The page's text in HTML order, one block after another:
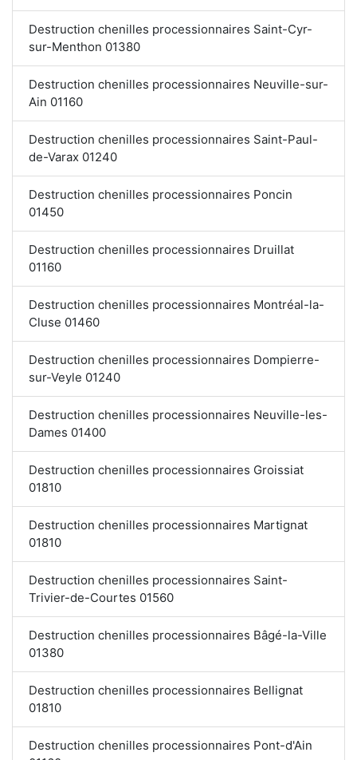
Destruction chenilles processionnaires Saint-Cyr-
sur-Menthon 01380
Destruction chenilles processionnaires Neuville-sur-
Ain 01160
Destruction chenilles processionnaires Saint-Paul-
de-Varax 01240
Destruction chenilles processionnaires Poncin
01450
Destruction chenilles processionnaires Druillat
01160
Destruction chenilles processionnaires Montréal-la-
Cluse 01460
Destruction chenilles processionnaires Dompierre-
sur-Veyle 01240
Destruction chenilles processionnaires Neuville-les-
Dames 01400
Destruction chenilles processionnaires Groissiat
01810
Destruction chenilles processionnaires Martignat
01810
Destruction chenilles processionnaires Saint-
Trivier-de-Courtes 01560
Destruction chenilles processionnaires Bâgé-la-Ville
01380
Destruction chenilles processionnaires Bellignat
01810
Destruction chenilles processionnaires Pont-d'Ain